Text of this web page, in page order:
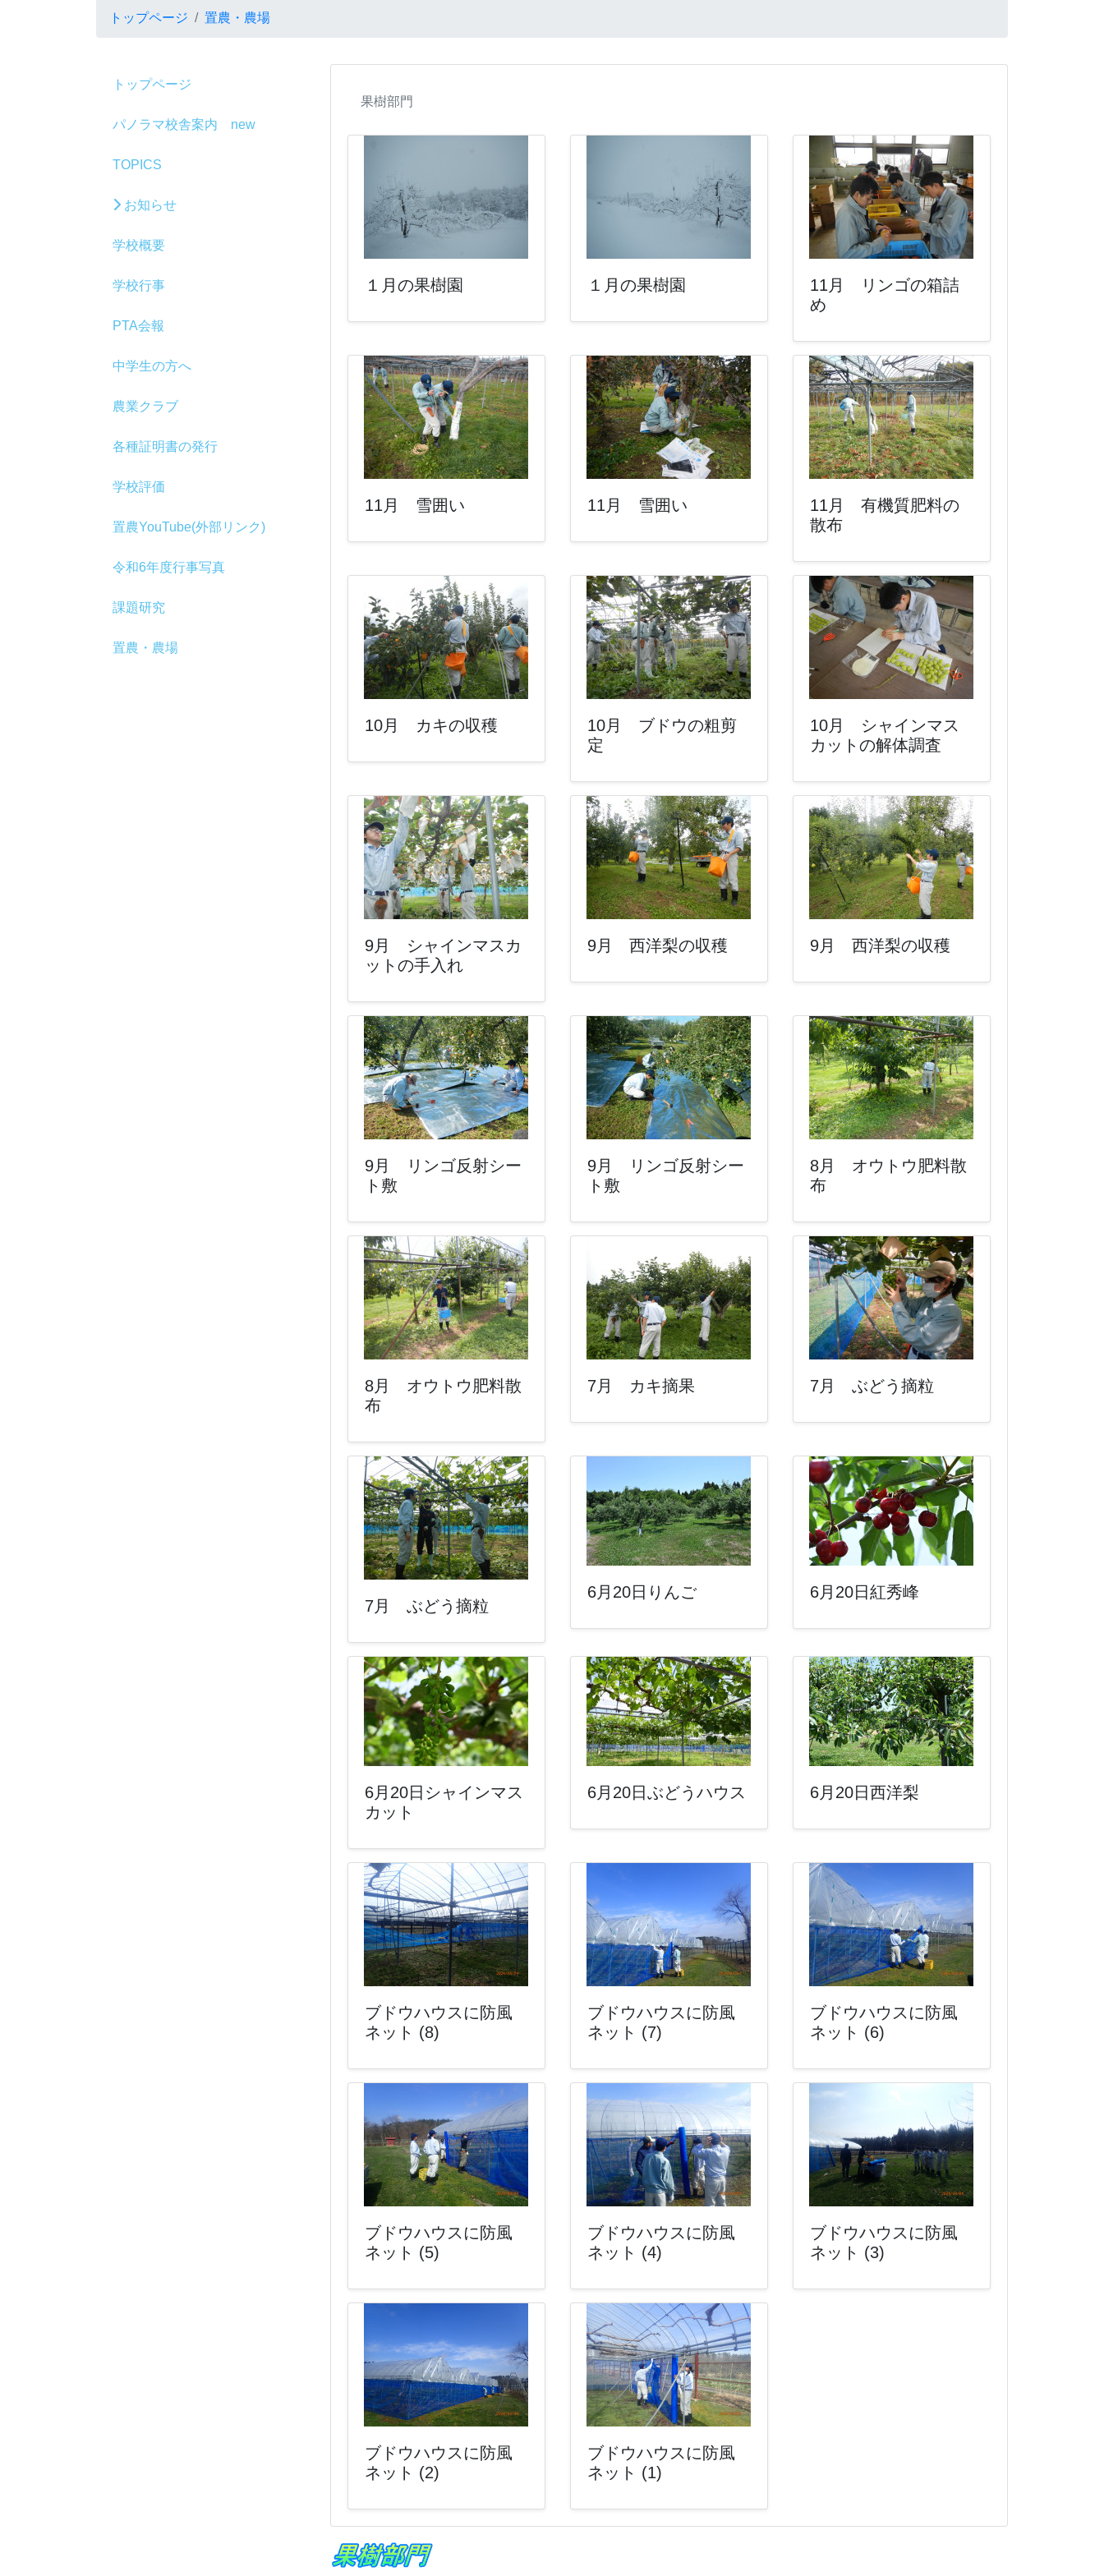
トップページ 置農・農場
トップページ
パノラマ校舎案内 new
TOPICS
お知らせ
学校概要
学校行事
PTA会報
中学生の方へ
農業クラブ
各種証明書の発行
学校評価
置農YouTube(外部リンク)
令和6年度行事写真
課題研究
置農・農場
果樹部門
１月の果樹園 １月の果樹園
11月 リンゴの箱詰
め
11月 雪囲い 11月 雪囲い
11月 有機質肥料の
散布
10月 カキの収穫
10月 ブドウの粗剪
定
10月 シャインマス
カットの解体調査
9月 シャインマスカ
ットの手入れ
9月 西洋梨の収穫 9月 西洋梨の収穫
9月 リンゴ反射シー
ト敷
9月 リンゴ反射シー
ト敷
8月 オウトウ肥料散
布
8月 オウトウ肥料散
布
7月 カキ摘果 7月 ぶどう摘粒
7月 ぶどう摘粒
6月20日りんご 6月20日紅秀峰
6月20日シャインマス
カット
6月20日ぶどうハウス 6月20日西洋梨
ブドウハウスに防風
ネット (8)
ブドウハウスに防風
ネット (7)
ブドウハウスに防風
ネット (6)
ブドウハウスに防風
ネット (5)
ブドウハウスに防風
ネット (4)
ブドウハウスに防風
ネット (3)
ブドウハウスに防風
ネット (2)
ブドウハウスに防風
ネット (1)